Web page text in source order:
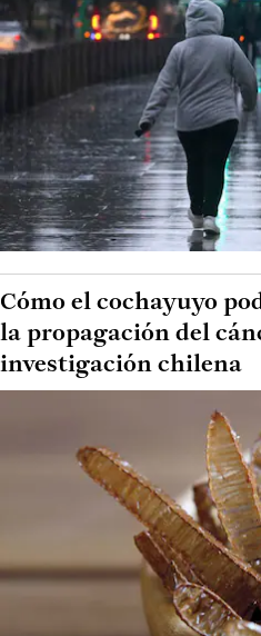
Cómo el cochayuyo
la propagación del
investigación chilena